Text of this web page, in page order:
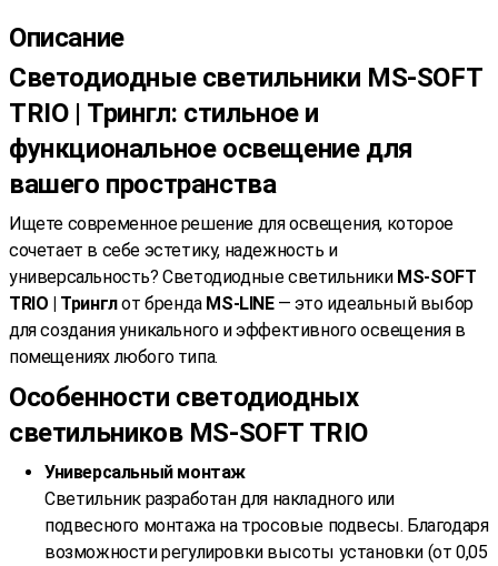
Описание
Светодиодные светильники MS-SOFT
TRIO | Трингл: стильное и
функциональное освещение для
вашего пространства
Ищете современное решение для освещения, которое
сочетает в себе эстетику, надежность и
универсальность? Светодиодные светильники MS-SOFT
TRIO | Тринглот бренда MS-LINE — это идеальный выбор
для создания уникального и эффективного освещения в
помещениях любого типа.
Особенности светодиодных
светильников MS-SOFT TRIO
Универсальный монтаж
Светильник разработан для накладного или
подвесного монтажа на тросовые подвесы. Благодаря
возможности регулировки высоты установки (от 0,05